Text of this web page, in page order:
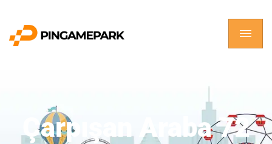
Çarpışan Araba 72